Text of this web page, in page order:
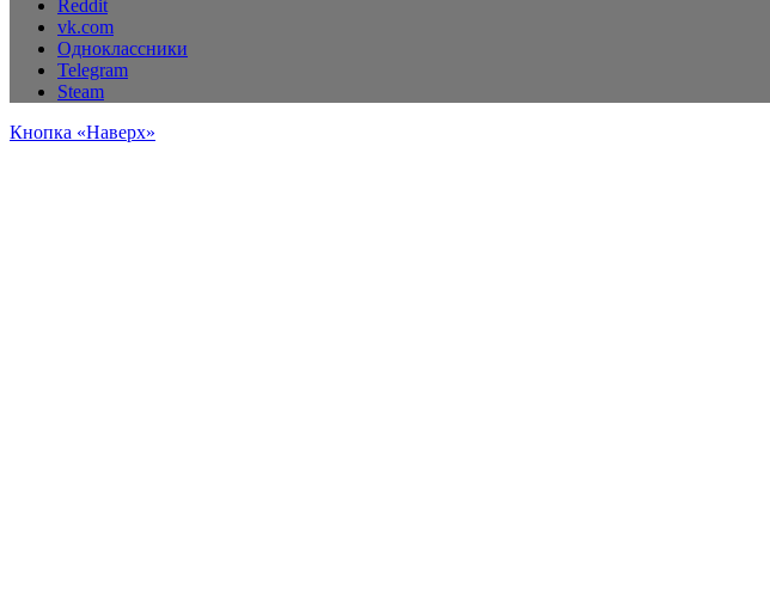
Reddit
vk.com
Одноклассники
Telegram
Steam
Кнопка «Наверх»